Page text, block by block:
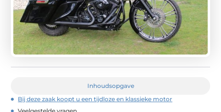
Inhoudsopgave
Bij deze zaak koopt u een tijdloze en klassieke motor